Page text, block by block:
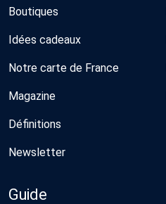
Boutiques
Idées cadeaux
Notre carte de France
Magazine
Définitions
Newsletter
Guide